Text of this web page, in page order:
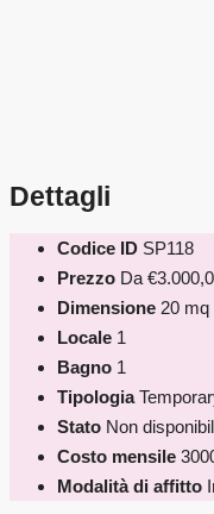
Dettagli
Codice ID SP118
Prezzo Da
Dimensione 20 mq
Locale 1
Bagno 1
Tipologia
Stato Non
Costo mensile
Modalità di affitto